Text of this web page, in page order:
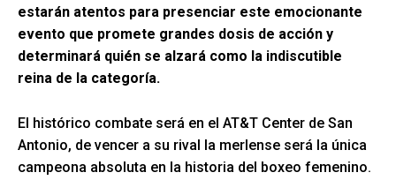
estarán atentos para presenciar este emocionante
evento que promete grandes dosis de acción y
determinará quién se alzará como la indiscutible
reina de la categoría.
El histórico combate será en el AT&T Center de San
Antonio, de vencer a su rival la merlense será la única
campeona absoluta en la historia del boxeo femenino.